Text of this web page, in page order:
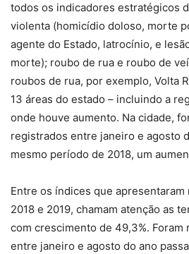
todos os indicadores estratégicos
violenta (homicídio doloso, morte
agente do Estado, latrocínio, e
morte); roubo de rua e roubo de
roubos de rua, por exemplo, Volta
13 áreas do estado – incluindo a
onde houve aumento. Na cidade,
registrados entre janeiro e agosto
mesmo período de 2018, um
Entre os índices que
2018 e 2019, chamam atenção as
com crescimento de 49,3%. Foram
entre janeiro e agosto do ano